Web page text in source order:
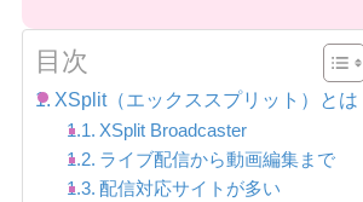
目次
XSplit（エックススプリット）とは
XSplit Broadcaster
ライブ配信から動画編集まで
配信対応サイトが多い